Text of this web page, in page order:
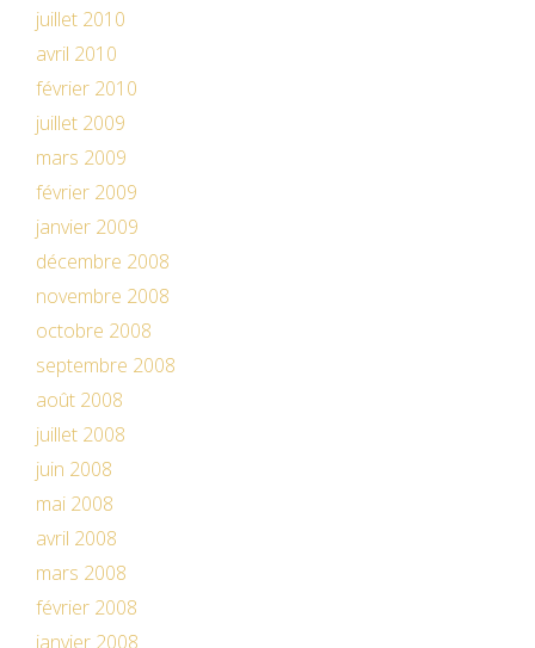
juillet 2010
avril 2010
février 2010
juillet 2009
mars 2009
février 2009
janvier 2009
décembre 2008
novembre 2008
octobre 2008
septembre 2008
août 2008
juillet 2008
juin 2008
mai 2008
avril 2008
mars 2008
février 2008
janvier 2008